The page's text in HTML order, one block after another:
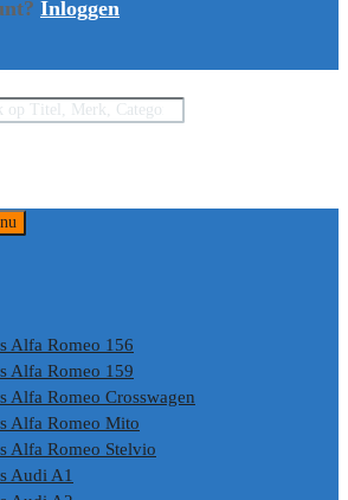
Inloggen
Alfa Romeo 156
Alfa Romeo 159
Alfa Romeo Crosswagen
Alfa Romeo Mito
Alfa Romeo Stelvio
Audi A1